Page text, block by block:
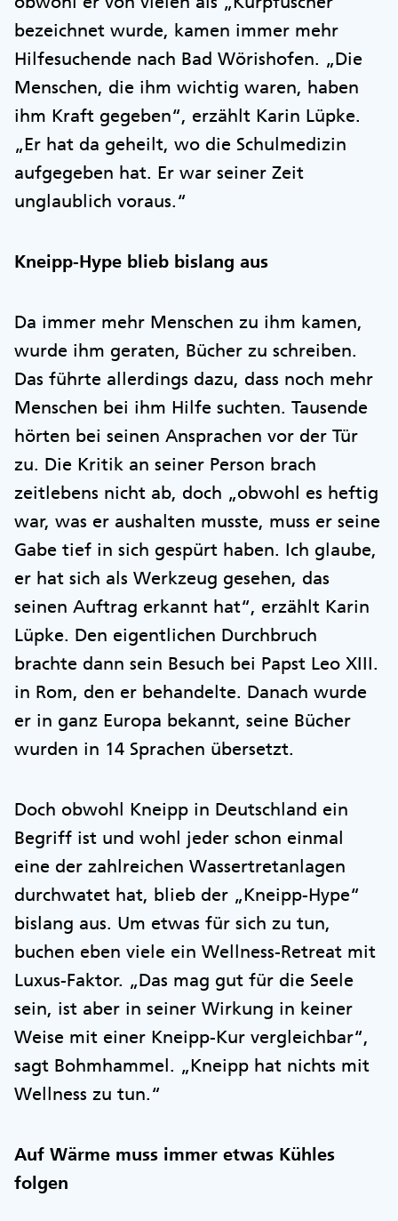
bezeichnet wurde, kamen immer mehr
Hilfesuchende nach Bad Wörishofen. „Die
Menschen, die ihm wichtig waren, haben
ihm Kraft gegeben“, erzählt Karin Lüpke.
„Er hat da geheilt, wo die Schulmedizin
aufgegeben hat. Er war seiner Zeit
unglaublich voraus.“
Kneipp-Hype blieb bislang aus
Da immer mehr Menschen zu ihm kamen,
wurde ihm geraten, Bücher zu schreiben.
Das führte allerdings dazu, dass noch mehr
Menschen bei ihm Hilfe suchten. Tausende
hörten bei seinen Ansprachen vor der Tür
zu. Die Kritik an seiner Person brach
zeitlebens nicht ab, doch „obwohl es heftig
war, was er aushalten musste, muss er seine
Gabe tief in sich gespürt haben. Ich glaube,
er hat sich als Werkzeug gesehen, das
seinen Auftrag erkannt hat“, erzählt Karin
Lüpke. Den eigentlichen Durchbruch
brachte dann sein Besuch bei Papst Leo XIII.
in Rom, den er behandelte. Danach wurde
er in ganz Europa bekannt, seine Bücher
wurden in 14 Sprachen übersetzt.
Doch obwohl Kneipp in Deutschland ein
Begriff ist und wohl jeder schon einmal
eine der zahlreichen Wassertretanlagen
durchwatet hat, blieb der „Kneipp-Hype“
bislang aus. Um etwas für sich zu tun,
buchen eben viele ein Wellness-Retreat mit
Luxus-Faktor. „Das mag gut für die Seele
sein, ist aber in seiner Wirkung in keiner
Weise mit einer Kneipp-Kur vergleichbar“,
sagt Bohmhammel. „Kneipp hat nichts mit
Wellness zu tun.“
Auf Wärme muss immer etwas Kühles
folgen